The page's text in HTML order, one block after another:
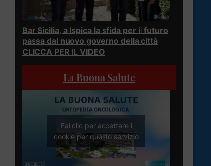
Bar Sicilia, a Ispica la sfida per il futuro
passa dal nuovo governo della città
CLICCA PER IL VIDEO
La Buona Salute
Fai clic per accettare i
cookie per questo servizio